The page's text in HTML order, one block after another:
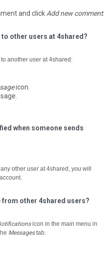
and click Add new comment.
other users at 4shared?
another user at 4shared:
icon.
when someone sends
other user at 4shared, you will
from other 4shared users?
icon in the main menu in
Messagestab.